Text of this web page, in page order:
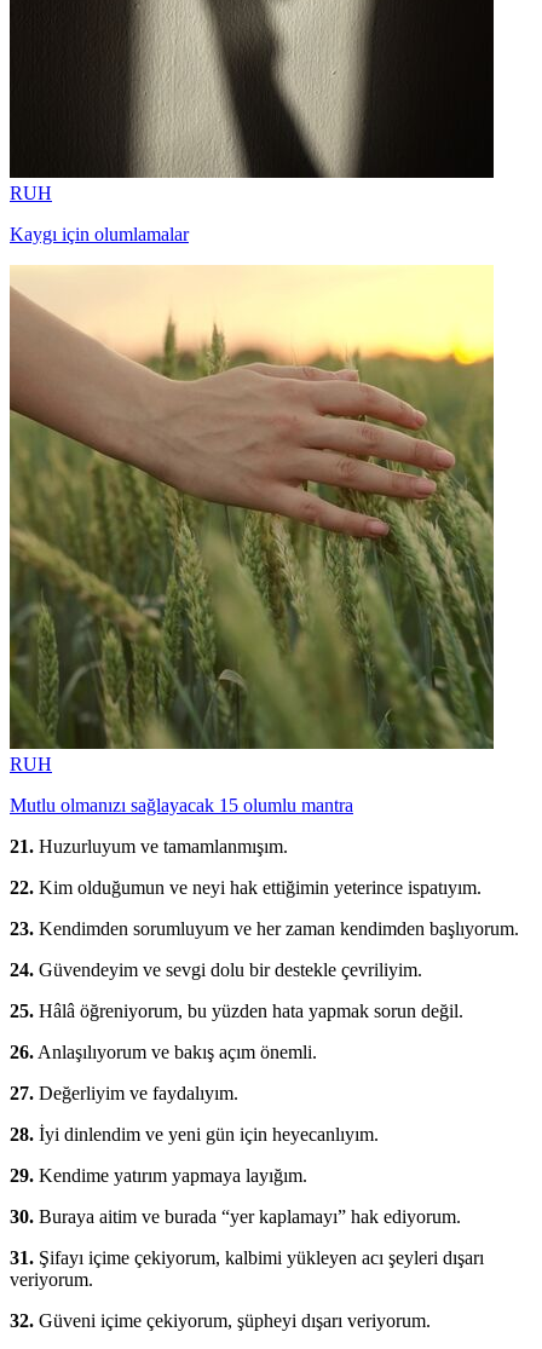
RUH
Kaygı için olumlamalar
RUH
Mutlu olmanızı sağlayacak 15 olumlu mantra
21. Huzurluyum ve tamamlanmışım.
22. Kim olduğumun ve neyi hak ettiğimin yeterince ispatıyım.
23. Kendimden sorumluyum ve her zaman kendimden başlıyorum.
24. Güvendeyim ve sevgi dolu bir destekle çevriliyim.
25. Hâlâ öğreniyorum, bu yüzden hata yapmak sorun değil.
26. Anlaşılıyorum ve bakış açım önemli.
27. Değerliyim ve faydalıyım.
28. İyi dinlendim ve yeni gün için heyecanlıyım.
29. Kendime yatırım yapmaya layığım.
30. Buraya aitim ve burada “yer kaplamayı” hak ediyorum.
31. Şifayı içime çekiyorum, kalbimi yükleyen acı şeyleri dışarı
veriyorum.
32. Güveni içime çekiyorum, şüpheyi dışarı veriyorum.